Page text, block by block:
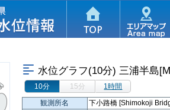
水位グラフ(10分) 三浦半島
10分 15分
1時間
観測所名
下小路橋 [Shimokoji